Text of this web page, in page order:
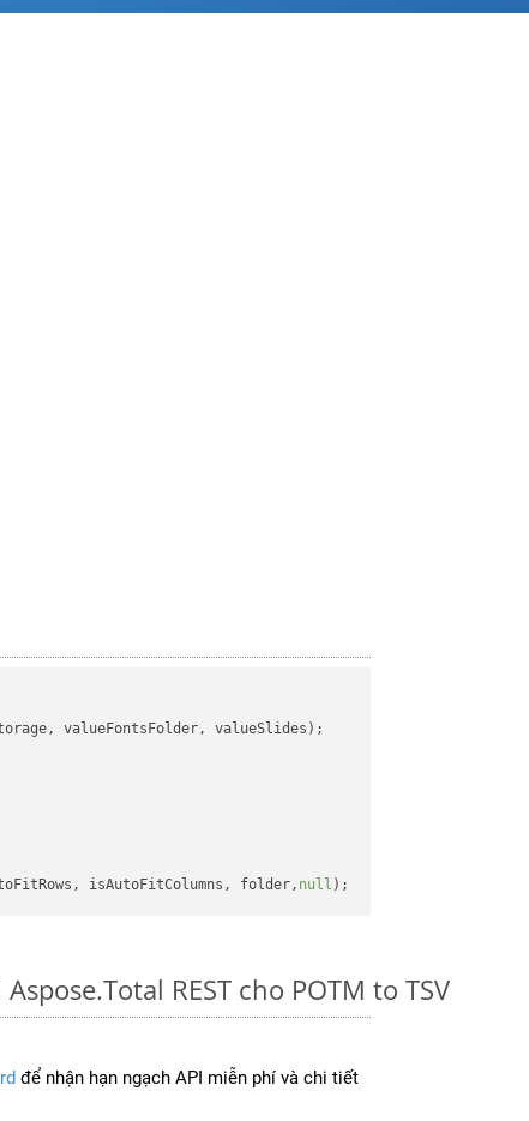
valueFontsFolder, valueSlides);
isAutoFitColumns, folder, null
REST cho POTM to TSV
để nhận hạn ngạch API miễn phí và chi tiết